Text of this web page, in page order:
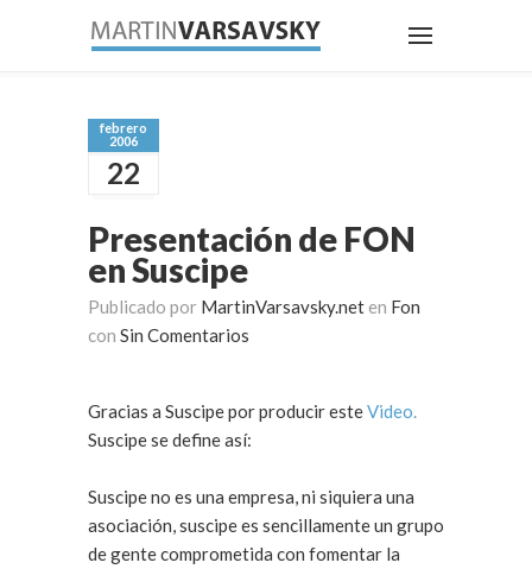
febrero
2006
22
Presentación de FON
en Suscipe
Publicado por MartinVarsavsky.net en Fon
con Sin Comentarios
Gracias a Suscipe por producir esteVideo.
Suscipe se define así:
Suscipe no es una empresa, ni siquiera una
asociación, suscipe es sencillamente un grupo
de gente comprometida con fomentar la